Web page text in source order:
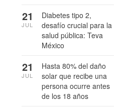
Diabetes tipo 2,
desafío crucial para la
salud pública: Teva
México
21
JUL
Hasta 80% del daño
solar que recibe una
persona ocurre antes
de los 18 años
21
JUL